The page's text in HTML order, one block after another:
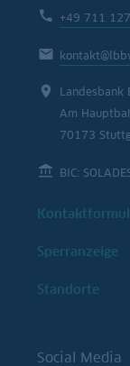
+49 711
Landesbank
Am
70173
BIC:
Sperranzeige
Standorte
Social Media